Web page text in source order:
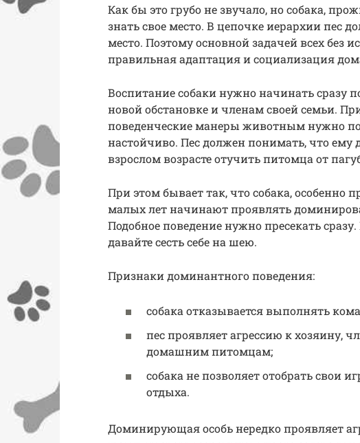
Как бы это грубо не звучало, но собака,
знать свое место. В цепочке иерархии пес
место. Поэтому основной задачей всех без
правильная адаптация и социализация
Воспитание собаки нужно начинать сразу
новой обстановке и членам своей семьи.
поведенческие манеры животным нужно
настойчиво. Пес должен понимать, что ему
взрослом возрасте отучить питомца от
При этом бывает так, что собака, особенно
малых лет начинают проявлять
Подобное поведение нужно пресекать
давайте сесть себе на шею.
Признаки доминантного поведения:
собака отказывается выполнять
пес проявляет агрессию к хозяину,
домашним питомцам;
собака не позволяет отобрать свои
отдыха.
Доминирующая особь нередко проявляет